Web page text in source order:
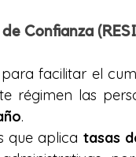
Confianza
facilitar el
régimen las
.
que aplica tasas